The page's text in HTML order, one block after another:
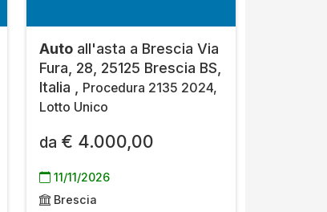
Auto all'asta a Brescia Via
Fura, 28, 25125 Brescia BS,
Italia ,
Procedura 2135 2024,
Lotto Unico
da € 4.000,00
11/11/2026
Brescia